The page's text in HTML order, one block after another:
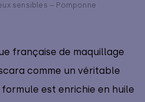
sensibles – Pomponne
française de maquillage
comme un véritable
formule est enrichie en huile